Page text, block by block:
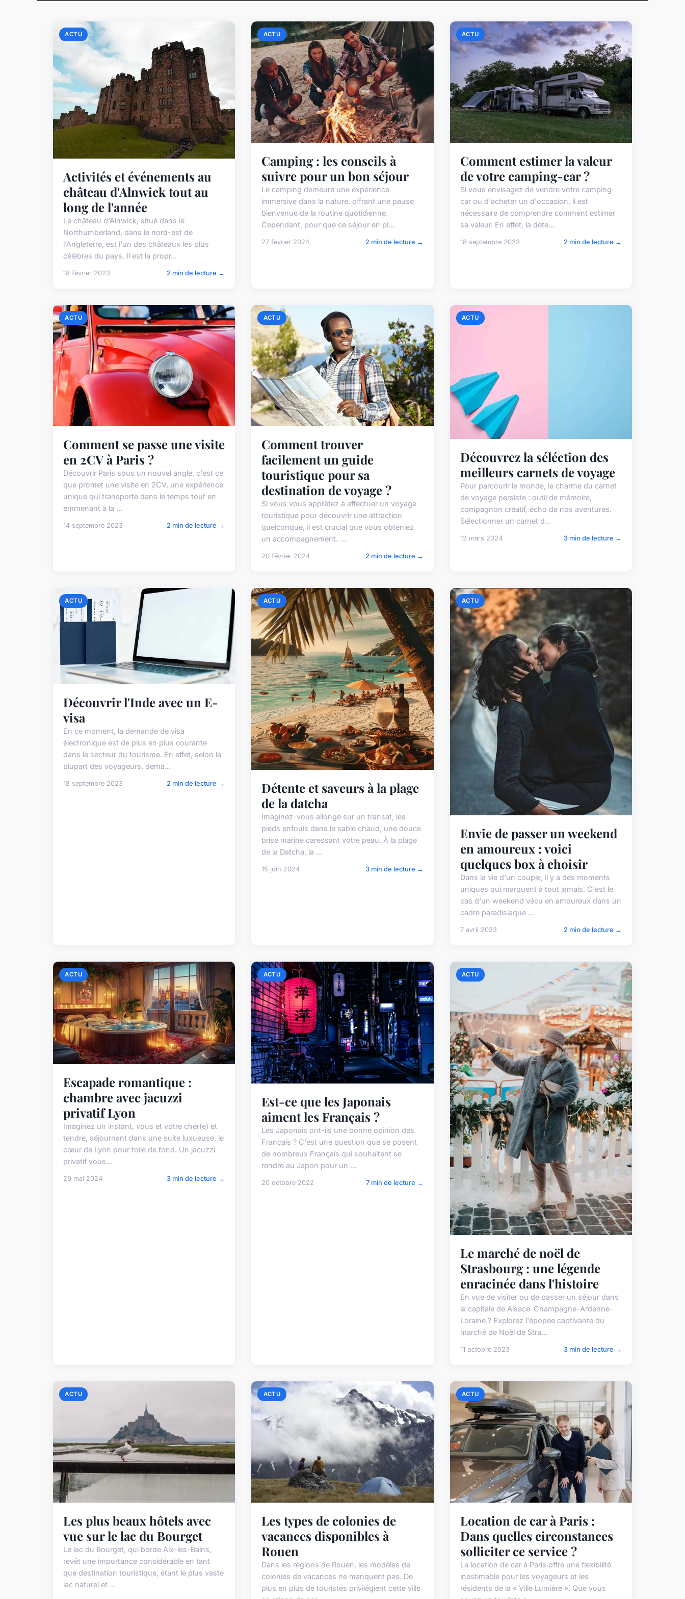
ACTU
Activités et événements au
château d'Alnwick tout au
long de l'année
Le château d'Alnwick, situé dans le
Northumberland, dans le nord-est de
l'Angleterre, est l'un des châteaux les plus
célèbres du pays. Il est la propr...
18 février 2023 2 min de lecture →
ACTU
Camping : les conseils à
suivre pour un bon séjour
Le camping demeure une expérience
immersive dans la nature, offrant une pause
bienvenue de la routine quotidienne.
Cependant, pour que ce séjour en pl...
27 février 2024 2 min de lecture →
ACTU
Comment estimer la valeur
de votre camping-car ?
Si vous envisagez de vendre votre camping-
car ou d'acheter un d'occasion, il est
nécessaire de comprendre comment estimer
sa valeur. En effet, la déte...
18 septembre 2023 2 min de lecture →
ACTU
Comment se passe une visite
en 2CV à Paris ?
Découvrir Paris sous un nouvel angle, c'est ce
que promet une visite en 2CV, une expérience
unique qui transporte dans le temps tout en
emmenant à la ...
14 septembre 2023 2 min de lecture →
ACTU
Comment trouver
facilement un guide
touristique pour sa
destination de voyage ?
Si vous vous apprêtez à effectuer un voyage
touristique pour découvrir une attraction
quelconque, il est crucial que vous obteniez
un accompagnement. ...
20 février 2024 2 min de lecture →
ACTU
Découvrez la séléction des
meilleurs carnets de voyage
Pour parcourir le monde, le charme du carnet
de voyage persiste : outil de mémoire,
compagnon créatif, écho de nos aventures.
Sélectionner un carnet d...
12 mars 2024 3 min de lecture →
ACTU
Découvrir l'Inde avec un E-
visa
En ce moment, la demande de visa
électronique est de plus en plus courante
dans le secteur du tourisme. En effet, selon la
plupart des voyageurs, dema...
18 septembre 2023 2 min de lecture →
ACTU
Détente et saveurs à la plage
de la datcha
Imaginez-vous allongé sur un transat, les
pieds enfouis dans le sable chaud, une douce
brise marine caressant votre peau. À la plage
de la Datcha, la ...
15 juin 2024 3 min de lecture →
ACTU
Envie de passer un weekend
en amoureux : voici
quelques box à choisir
Dans la vie d'un couple, il y a des moments
uniques qui marquent à tout jamais. C'est le
cas d'un weekend vécu en amoureux dans un
cadre paradisiaque ...
7 avril 2023 2 min de lecture →
ACTU
Escapade romantique :
chambre avec jacuzzi
privatif Lyon
Imaginez un instant, vous et votre cher(e) et
tendre, séjournant dans une suite luxueuse, le
cœur de Lyon pour toile de fond. Un jacuzzi
privatif vous...
29 mai 2024 3 min de lecture →
ACTU
Est-ce que les Japonais
aiment les Français ?
Les Japonais ont-ils une bonne opinion des
Français ? C'est une question que se posent
de nombreux Français qui souhaitent se
rendre au Japon pour un ...
20 octobre 2022 7 min de lecture →
ACTU
Le marché de noël de
Strasbourg : une légende
enracinée dans l'histoire
En vue de visiter ou de passer un séjour dans
la capitale de Alsace-Champagne-Ardenne-
Loraine ? Explorez l'épopée captivante du
marché de Noël de Stra...
11 octobre 2023 3 min de lecture →
ACTU
Les plus beaux hôtels avec
vue sur le lac du Bourget
Le lac du Bourget, qui borde Aix-les-Bains,
revêt une importance considérable en tant
que destination touristique, étant le plus vaste
lac naturel et ...
ACTU
Les types de colonies de
vacances disponibles à
Rouen
Dans les régions de Rouen, les modèles de
colonies de vacances ne manquent pas. De
plus en plus de touristes privilégient cette ville
ACTU
Location de car à Paris :
Dans quelles circonstances
solliciter ce service ?
La location de car à Paris offre une flexibilité
inestimable pour les voyageurs et les
résidents de la « Ville Lumière ». Que vous